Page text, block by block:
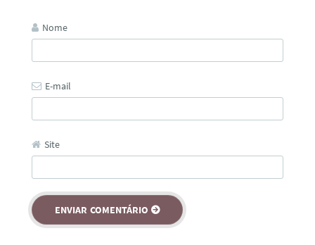
Nome
E-mail
Site